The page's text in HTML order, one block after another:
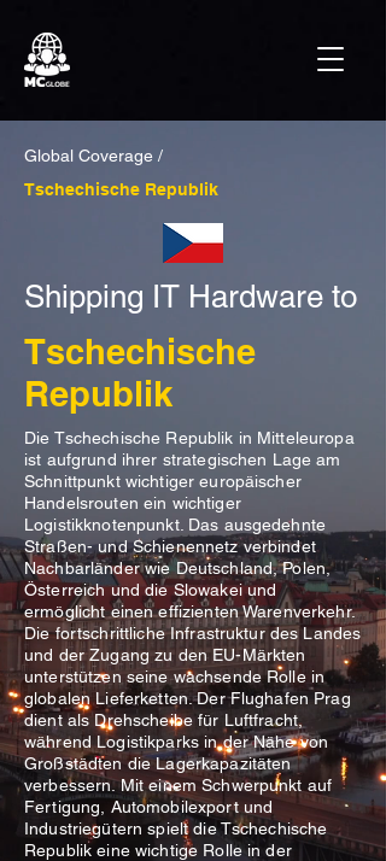
Global Coverage /
Tschechische Republik
Shipping IT Hardware to
Tschechische
Republik
Die Tschechische Republik in Mitteleuropa
ist aufgrund ihrer strategischen Lage am
Schnittpunkt wichtiger europäischer
Handelsrouten ein wichtiger
Logistikknotenpunkt. Das ausgedehnte
Straßen- und Schienennetz verbindet
Nachbarländer wie Deutschland, Polen,
Österreich und die Slowakei und
ermöglicht einen effizienten Warenverkehr.
Die fortschrittliche Infrastruktur des Landes
und der Zugang zu den EU-Märkten
unterstützen seine wachsende Rolle in
globalen Lieferketten. Der Flughafen Prag
dient als Drehscheibe für Luftfracht,
während Logistikparks in der Nähe von
Großstädten die Lagerkapazitäten
verbessern. Mit einem Schwerpunkt auf
Fertigung, Automobilexport und
Industriegütern spielt die Tschechische
Republik eine wichtige Rolle in der